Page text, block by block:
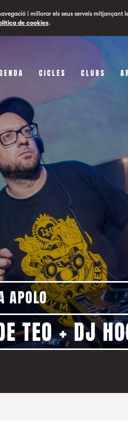
i millorar els seus serveis mitjançant
de cookies.
CICLES CLUBS
APOLO
TEO + DJ